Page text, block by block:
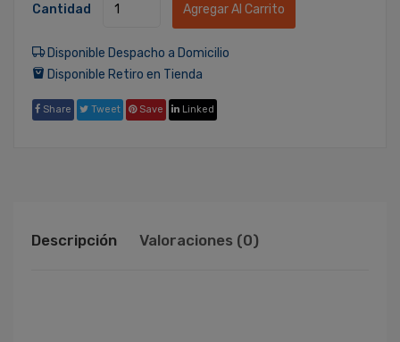
Cantidad Agregar Al Carrito
Disponible Despacho a Domicilio
Disponible Retiro en Tienda
Share Tweet Save Linked
Descripción Valoraciones (0)